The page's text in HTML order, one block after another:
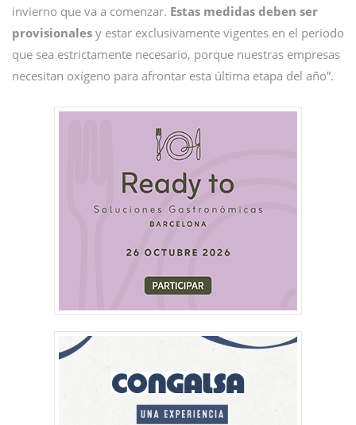
invierno que va a comenzar. Estas medidas deben ser
provisionales y estar exclusivamente vigentes en el periodo
que sea estrictamente necesario, porque nuestras empresas
necesitan oxígeno para afrontar esta última etapa del año”.